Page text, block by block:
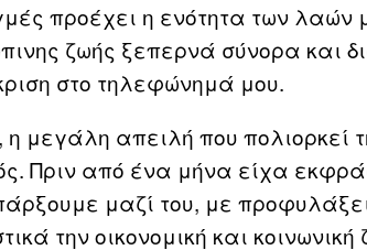
προέχει η ενότητα των λαών
ζωής ξεπερνά σύνορα και
στο τηλεφώνημά μου.
μεγάλη απειλή που πολιορκεί
Πριν από ένα μήνα είχα
μαζί του, με
την οικονομική και